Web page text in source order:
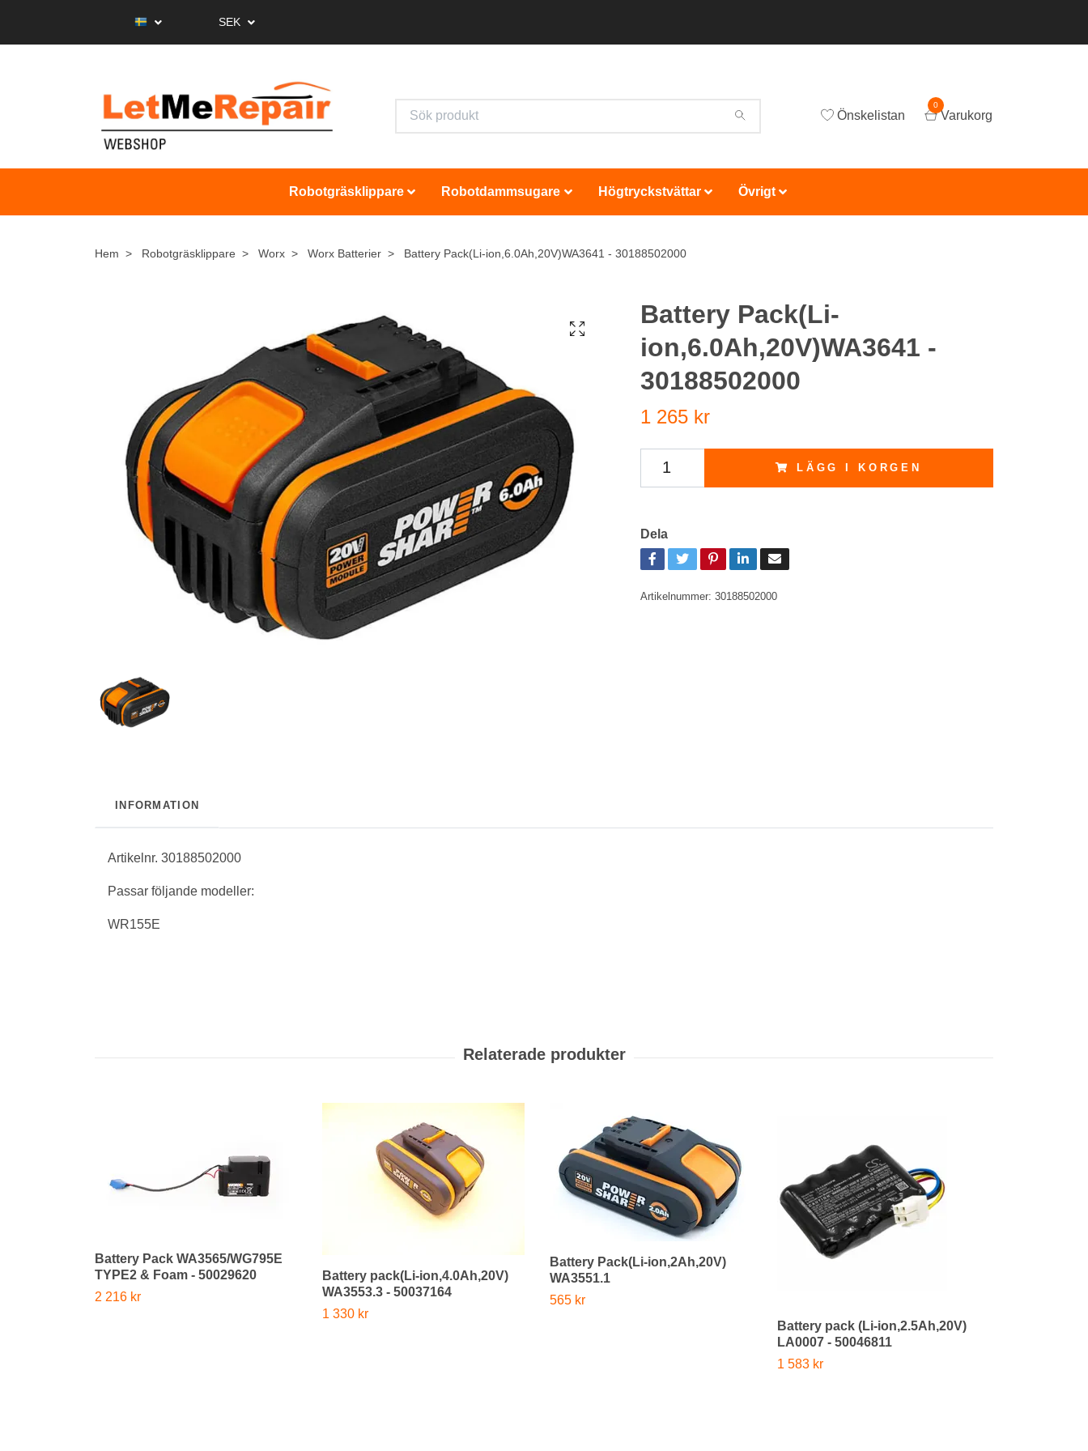
SEK
Önskelistan
0
Varukorg
Robotgräsklippare Robotdammsugare Högtryckstvättar Övrigt
Hem Robotgräsklippare Worx Worx Batterier Battery Pack(Li-ion,6.0Ah,20V)WA3641 - 30188502000
Battery Pack(Li-
ion,6.0Ah,20V)WA3641 -
30188502000
1 265 kr
LÄGG I KORGEN
Dela
Artikelnummer: 30188502000
INFORMATION
Artikelnr. 30188502000
Passar följande modeller:
WR155E
Battery Pack WA3565/WG795E
TYPE2 & Foam - 50029620
2 216 kr
Battery pack(Li-ion,4.0Ah,20V)
WA3553.3 - 50037164
1 330 kr
Battery Pack(Li-ion,2Ah,20V)
WA3551.1
565 kr
Battery pack (Li-ion,2.5Ah,20V)
LA0007 - 50046811
1 583 kr